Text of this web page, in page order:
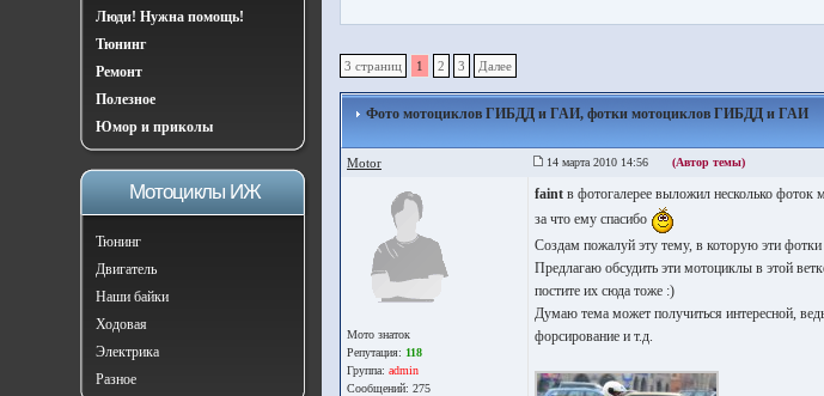
Люди! Нужна помощь!
Тюнинг
Ремонт
Полезное
Юмор и приколы
Мотоциклы ИЖ
Тюнинг
Двигатель
Наши байки
Ходовая
Электрика
Разное
3 страниц 1 2 3 Далее
Фото мотоциклов ГИБДД и ГАИ, фотки мотоциклов ГИБДД и ГАИ
Motor 14 марта 2010 14:56 (Автор темы)
Мото знаток
Репутация: 118
Группа: admin
Сообщений: 275
faint в фотогалерее выложил несколько
за что ему спасибо
Создам пожалуй эту тему, в которую эти
Предлагаю обсудить эти мотоциклы в этой
постите их сюда тоже :)
Думаю тема может получиться интересной,
форсирование и т.д.